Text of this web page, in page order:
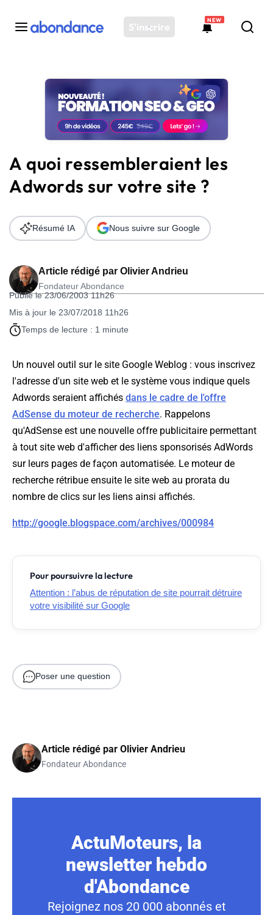
S'inscrire
NEW
Toutes les actus
Actus SEO
Plateforme
Solutions
Ressources
Audit SEO
A quoi ressembleraient les
Adwords sur votre site ?
Article rédigé par Olivier Andrieu
Fondateur Abondance
Publié le 23/06/2003 11h26
Mis à jour le 23/07/2018 11h26
Temps de lecture : 1 minute
Résumé IA Nous suivre sur Google
Un nouvel outil sur le site Google Weblog : vous inscrivez
l'adresse d'un site web et le système vous indique quels
Adwords seraient affichés dans le cadre de l'offre
AdSense du moteur de recherche. Rappelons
qu'AdSense est une nouvelle offre publicitaire permettant
à tout site web d'afficher des liens sponsorisés AdWords
sur leurs pages de façon automatisée. Le moteur de
recherche rétribue ensuite le site web au prorata du
nombre de clics sur les liens ainsi affichés.
http://google.blogspace.com/archives/000984
Pour poursuivre la lecture
Attention : l’abus de réputation de site pourrait détruire
votre visibilité sur Google
Poser une question
Article rédigé par Olivier Andrieu
Fondateur Abondance
ActuMoteurs, la
newsletter hebdo
d'Abondance
Rejoignez nos 20 000 abonnés et